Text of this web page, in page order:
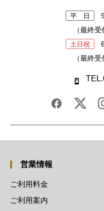
平 日
（最終
土日祝
（最終
営業情報
ご利用料金
ご利用案内